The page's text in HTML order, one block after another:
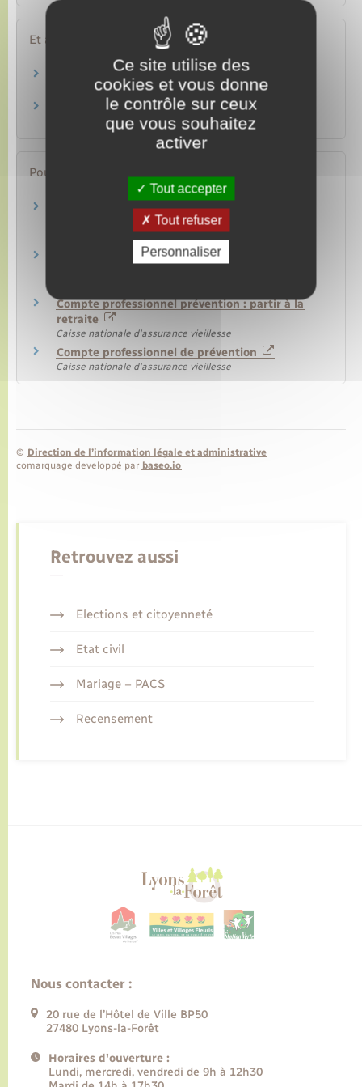
Et aussi
Retraite du salarié handicapé
Travail – Formation
Déclaration sociale nominative (DSN)
Ressources humaines
Pour en savoir plus
Compte professionnel prévention : me former
Caisse nationale d'assurance vieillesse
Compte professionnel prévention : travailler à
Compte professionnel prévention : partir à la
retraite
Caisse nationale d'assurance vieillesse
Compte professionnel de prévention
Caisse nationale d'assurance vieillesse
© Direction de l’information légale et administrative
comarquage developpé par baseo.io
Retrouvez aussi
Elections et citoyenneté
Etat civil
Mariage – PACS
Recensement
Nous contacter :
20 rue de l’Hôtel de Ville BP50
27480 Lyons-la-Forêt
Horaires d'ouverture :
Lundi, mercredi, vendredi de 9h à 12h30
Ce site utilise des
cookies et vous donne
le contrôle sur ceux
que vous souhaitez
activer
Tout accepter
Tout refuser
Personnaliser